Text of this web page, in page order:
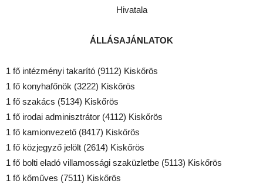
Hivatala
ÁLLÁSAJÁNLATOK
1 fő intézményi takarító (9112) Kiskőrös
1 fő konyhafőnök (3222) Kiskőrös
1 fő szakács (5134) Kiskőrös
1 fő irodai adminisztrátor (4112) Kiskőrös
1 fő kamionvezető (8417) Kiskőrös
1 fő közjegyző jelölt (2614) Kiskőrös
1 fő bolti eladó villamossági szaküzletbe (5113) Kiskőrös
1 fő kőműves (7511) Kiskőrös